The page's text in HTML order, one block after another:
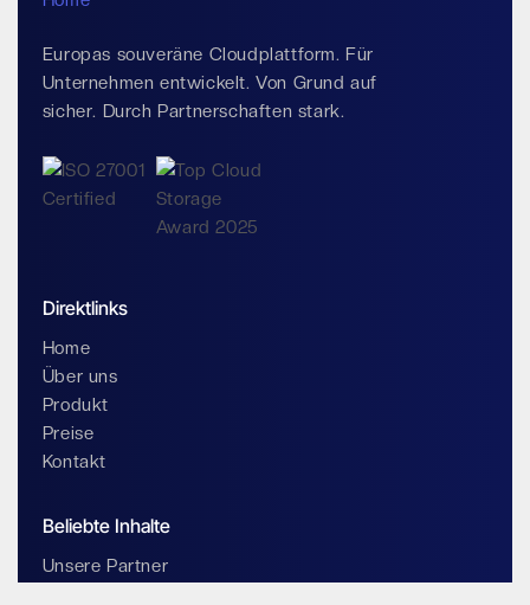
Europas souveräne Cloudplattform. Für
Unternehmen entwickelt. Von Grund auf
sicher. Durch Partnerschaften stark.
Direktlinks
Home
Über uns
Produkt
Preise
Kontakt
Beliebte Inhalte
Unsere Partner